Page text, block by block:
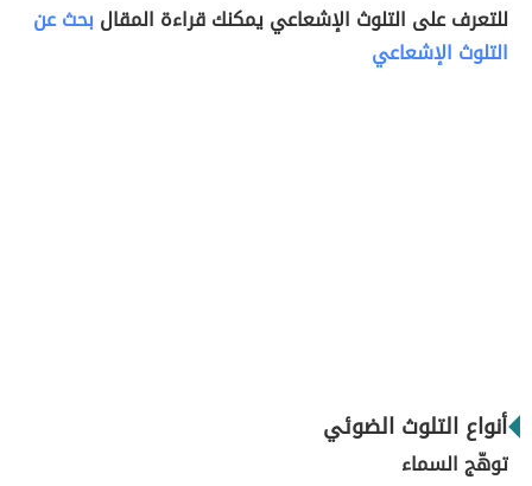
للتعرف على التلوث الإشعاعي يمكنك قراءة المقالبحث عن
التلوث الإشعاعي
أنواع التلوث الضوئي
توهّج السماء